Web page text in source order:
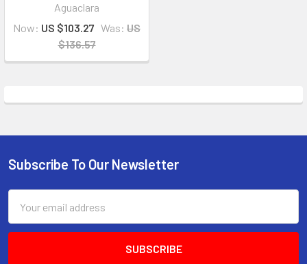
Aguaclara
Now: US $103.27 Was: US
$136.57
Subscribe To Our Newsletter
Address